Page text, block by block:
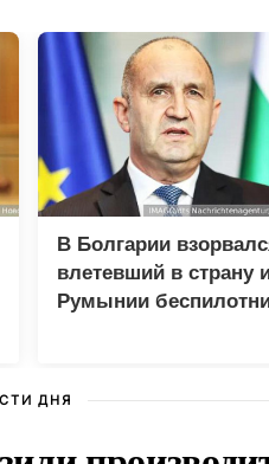
В Болгарии
влетевший в страну
Румынии
ДНЯ